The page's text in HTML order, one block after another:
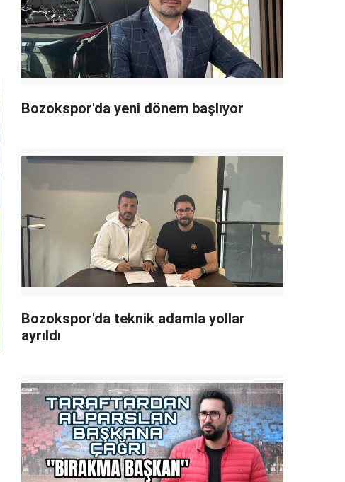
Bozokspor'da yeni dönem başlıyor
Bozokspor'da teknik adamla yollar
ayrıldı